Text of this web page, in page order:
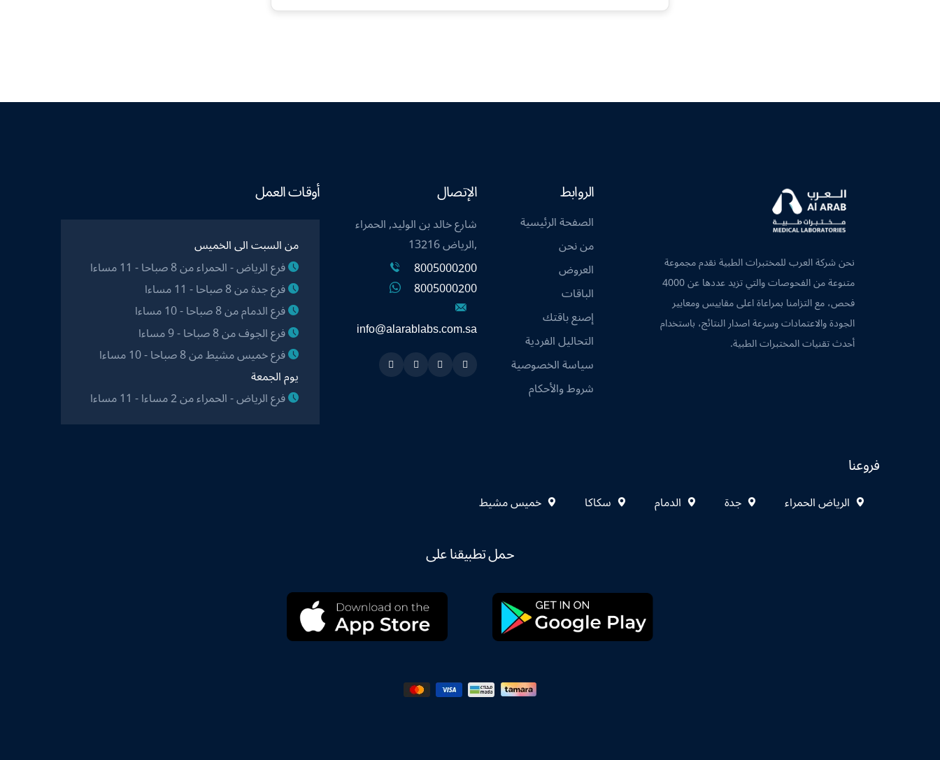
نحن شركة العرب للمختبرات الطبية نقدم مجموعة
متنوعة من الفحوصات والتي تزيد عددها عن 4000
فحص، مع التزامنا بمراعاة اعلى مقاييس ومعايير
الجودة والاعتمادات وسرعة اصدار النتائج، باستخدام
أحدث تقنيات المختبرات الطبية.
الروابط
الصفحة الرئيسية
من نحن
العروض
الباقات
إصنع باقتك
التحاليل الفردية
سياسة الخصوصية
شروط والأحكام
الإتصال
شارع خالد بن الوليد, الحمراء
,الرياض 13216
8005000200
8005000200
info@alarablabs.com.sa
Snapchat
Twitter
Linkedin
Instagram
أوقات العمل
من السبت الى الخميس
فرع الرياض - الحمراء من 8 صباحا - 11 مساءا
فرع جدة من 8 صباحا - 11 مساءا
فرع الدمام من 8 صباحا - 10 مساءا
فرع الجوف من 8 صباحا - 9 مساءا
فرع خميس مشيط من 8 صباحا - 10 مساءا
يوم الجمعة
فرع الرياض - الحمراء من 2 مساءا - 11 مساءا
فروعنا
الرياض الحمراء جدة الدمام سكاكا خميس مشيط
حمل تطبيقنا على